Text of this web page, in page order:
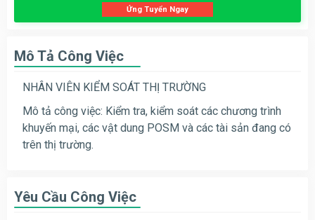
Ứng Tuyển Ngay
Mô Tả Công Việc
NHÂN VIÊN KIỂM SOÁT THỊ TRƯỜNG
Mô tả công việc: Kiểm tra, kiểm soát các chương trình
khuyến mại, các vật dung POSM và các tài sản đang có
trên thị trường.
Yêu Cầu Công Việc